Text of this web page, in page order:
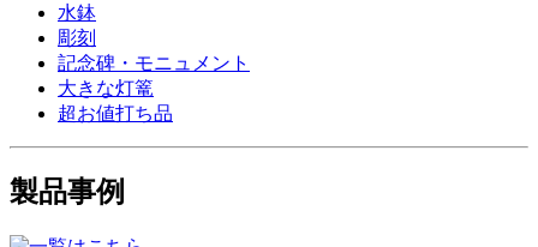
水鉢
彫刻
記念碑・モニュメント
大きな灯篭
超お値打ち品
製品事例